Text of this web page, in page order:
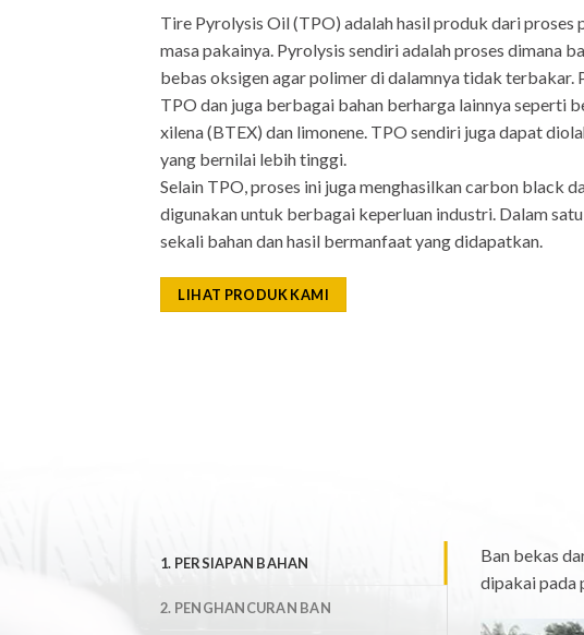
Tire Pyrolysis Oil (TPO) adalah hasil produk dari proses
masa pakainya. Pyrolysis sendiri adalah proses dimana
bebas oksigen agar polimer di dalamnya tidak terbakar.
TPO dan juga berbagai bahan berharga lainnya seperti
xilena (BTEX) dan limonene. TPO sendiri juga dapat
yang bernilai lebih tinggi.
Selain TPO, proses ini juga menghasilkan carbon black
digunakan untuk berbagai keperluan industri. Dalam
sekali bahan dan hasil bermanfaat yang didapatkan.
LIHAT PRODUK KAMI
1. PERSIAPAN BAHAN
2. PENGHANCURAN BAN
Ban bekas
dipakai pada